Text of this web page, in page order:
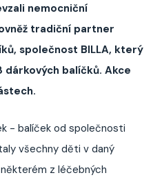
nemocniční
tradiční partner
společnost BILLA, který
dárkových balíčků. Akce
- balíček od společnosti
všechny děti v daný
z léčebných